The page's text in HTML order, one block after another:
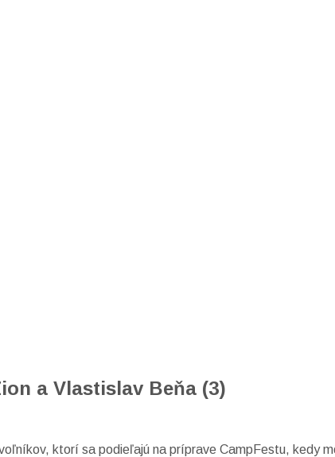
a Vlastislav Beňa (3)
ktorí sa podieľajú na príprave CampFestu, kedy